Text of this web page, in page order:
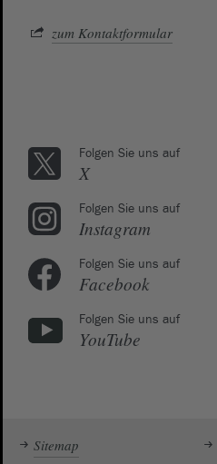
zum Kontaktformular
Folgen Sie uns auf
X
Folgen Sie uns auf
Instagram
Folgen Sie uns auf
Facebook
Folgen Sie uns auf
YouTube
Sitemap